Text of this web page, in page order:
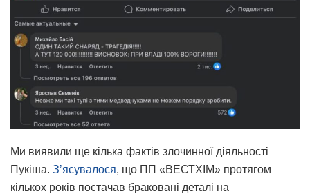
Ми виявили ще кілька фактів злочинної діяльності
Пукіша. Зʼясувалося, що ПП «ВЕСТХІМ» протягом
кількох років постачав браковані деталі на